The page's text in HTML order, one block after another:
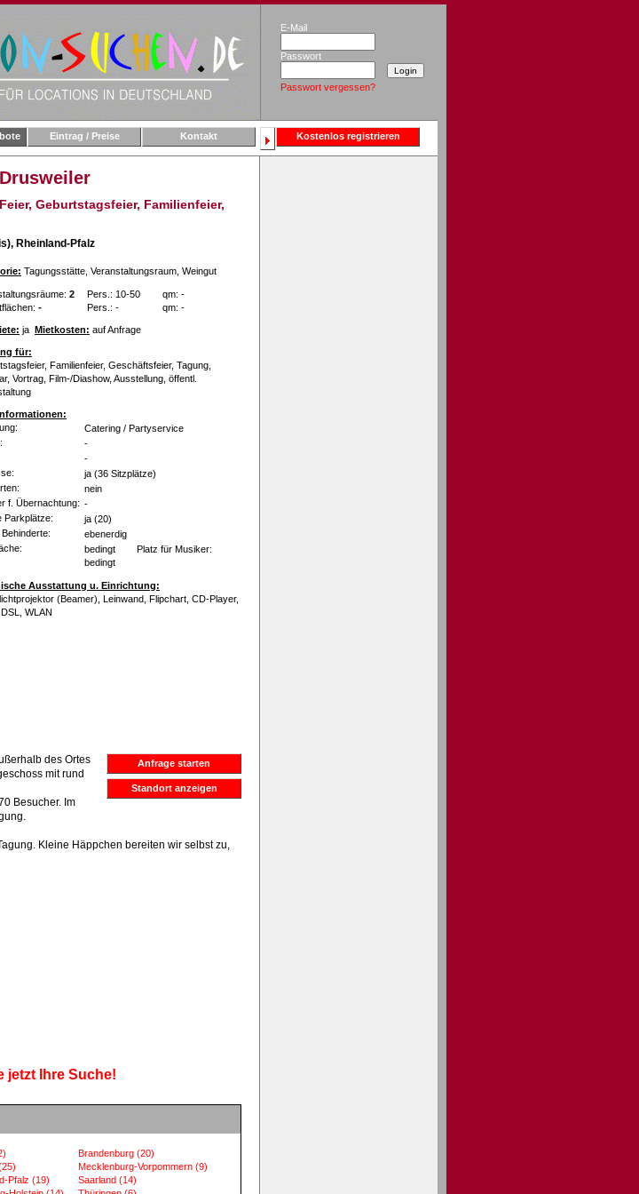
E-Mail
Passwort
Passwort vergessen?
Eintrag / Preise Kontakt Kostenlos registrieren
Geburtstagsfeier, Familienfeier,
Rheinland-Pfalz
Tagungsstätte , Veranstaltungsraum , Weingut
2 Pers.: 10-50
qm: -
- Pers.: - qm: -
ja Mietkosten: auf Anfrage
für:
Familienfeier, Geschäftsfeier, Tagung,
Vortrag, Film-/Diashow, Ausstellung, öffentl.
Catering / Partyservice
-
-
ja (36 Sitzplätze)
nein
f. Übernachtung: -
Parkplätze:
ja (20)
Behinderte:
ebenerdig
bedingt Platz für Musiker:
bedingt
Ausstattung u. Einrichtung:
(Beamer), Leinwand, Flipchart, CD-Player,
WLAN
Anfrage starten
Standort anzeigen
des Ortes
mit rund
Besucher. Im
Kleine Häppchen bereiten wir selbst zu,
jetzt Ihre Suche!
Brandenburg (20)
Mecklenburg-Vorpommern (9)
Pfalz (19) Saarland (14)